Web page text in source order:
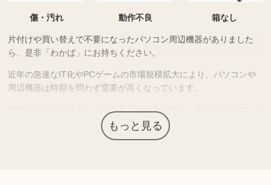
傷・汚れ 動作不良 箱なし
片付けや買い替えで不要になったパソコン周辺機器がありました
ら、是非「わかば」にお持ちください。
近年の急速なIT化やPCゲームの市場規模拡大により、パソコンや
周辺機器は時期を問わず需要が高くなっています。
人気モデルや有名メーカーの商品は人気があり、高価買取につなが
もっと見る